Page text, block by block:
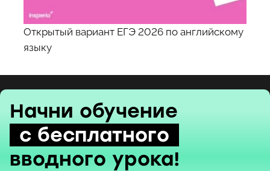
Открытый вариант ЕГЭ 2026 по английскому
языку
Начни обучение
с бесплатного
вводного урока!